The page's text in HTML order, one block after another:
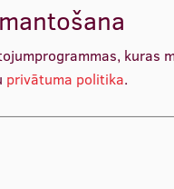
kuras
privātuma politika.